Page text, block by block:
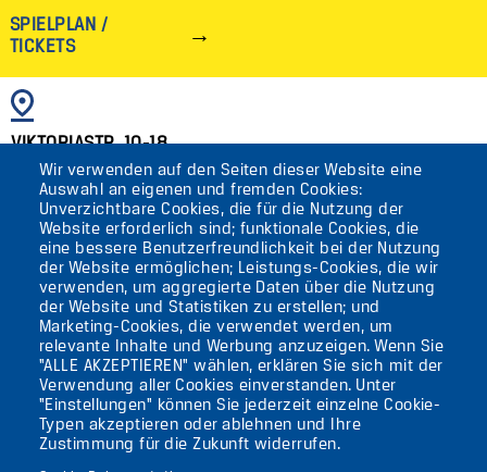
Wir verwenden auf den Seiten dieser Website eine
Auswahl an eigenen und fremden Cookies:
Unverzichtbare Cookies, die für die Nutzung der
Website erforderlich sind; funktionale Cookies, die
eine bessere Benutzerfreundlichkeit bei der Nutzung
der Website ermöglichen; Leistungs-Cookies, die wir
verwenden, um aggregierte Daten über die Nutzung
der Website und Statistiken zu erstellen; und
Marketing-Cookies, die verwendet werden, um
relevante Inhalte und Werbung anzuzeigen. Wenn Sie
"ALLE AKZEPTIEREN" wählen, erklären Sie sich mit der
Verwendung aller Cookies einverstanden. Unter
"Einstellungen" können Sie jederzeit einzelne Cookie-
Typen akzeptieren oder ablehnen und Ihre
Zustimmung für die Zukunft widerrufen.
SPIELPLAN /
TICKETS
BILD
VIKTORIASTR. 10-18
12105 BERLIN
TEMPELHOF
AKTUELLES
KONTAKT
DIE UFAFABRIK
BERLIN
Suche